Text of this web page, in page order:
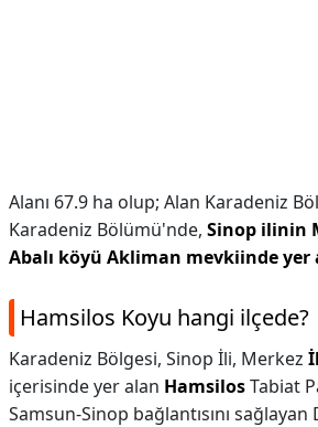
Alanı 67.9 ha olup; Alan Karadeniz
Karadeniz Bölümü'nde, Sinop ilinin
Abalı köyü Akliman mevkiinde yer
Hamsilos Koyu hangi ilçede?
Karadeniz Bölgesi, Sinop İli, Merkez
içerisinde yer alan HamsilosTabiat
Samsun-Sinop bağlantısını